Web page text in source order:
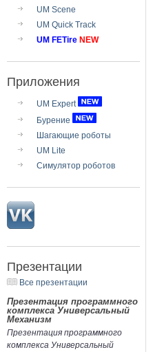
UM Scene
UM Quick Track
UM FETire NEW
Приложения
UM Expert
Бурение
Шагающие роботы
UM Lite
Симулятор роботов
Презентации
Все презентации
Презентация программного
комплекса Универсальный
Механизм
Презентация программного
комплекса Универсальный